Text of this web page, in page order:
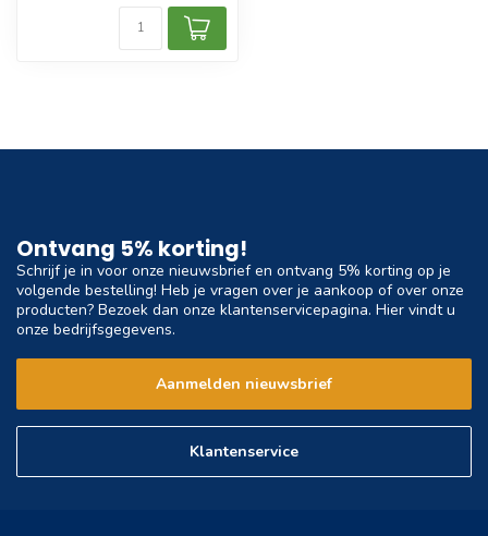
Ontvang 5% korting!
Schrijf je in voor onze nieuwsbrief en ontvang 5% korting op je
volgende bestelling! Heb je vragen over je aankoop of over onze
producten? Bezoek dan onze klantenservicepagina. Hier vindt u
onze bedrijfsgegevens.
Aanmelden nieuwsbrief
Klantenservice